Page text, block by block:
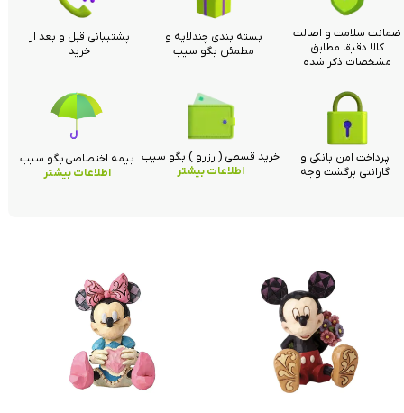
ضمانت سلامت و اصالت
کالا دقیقا مطابق
مشخصات ذکر شده
بسته بندی چندلایه و
مطمئن بگو سیب
پشتیبانی قبل و بعد از
خرید
خرید قسطی ( رزرو ) بگو سیب
اطلاعات بیشتر
پرداخت امن بانکی و
گارانتی برگشت وجه
بیمه اختصاصی بگو سیب
اطلاعات بیشتر